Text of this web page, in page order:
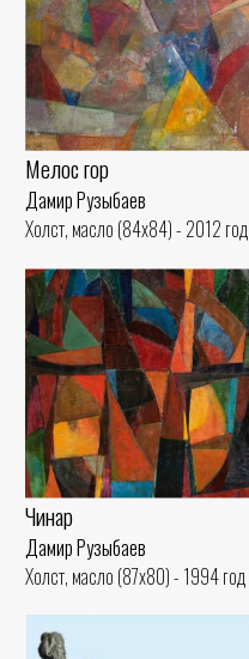
Мелос гор
Дамир Рузыбаев
Холст, масло (84x84) - 2012 год
Чинар
Дамир Рузыбаев
Холст, масло (87x80) - 1994 год